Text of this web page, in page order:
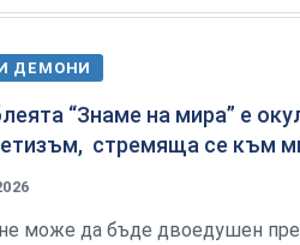
ДЕМОНИ
“Знаме на мира” е
стремяща се към
може да бъде двоедушен